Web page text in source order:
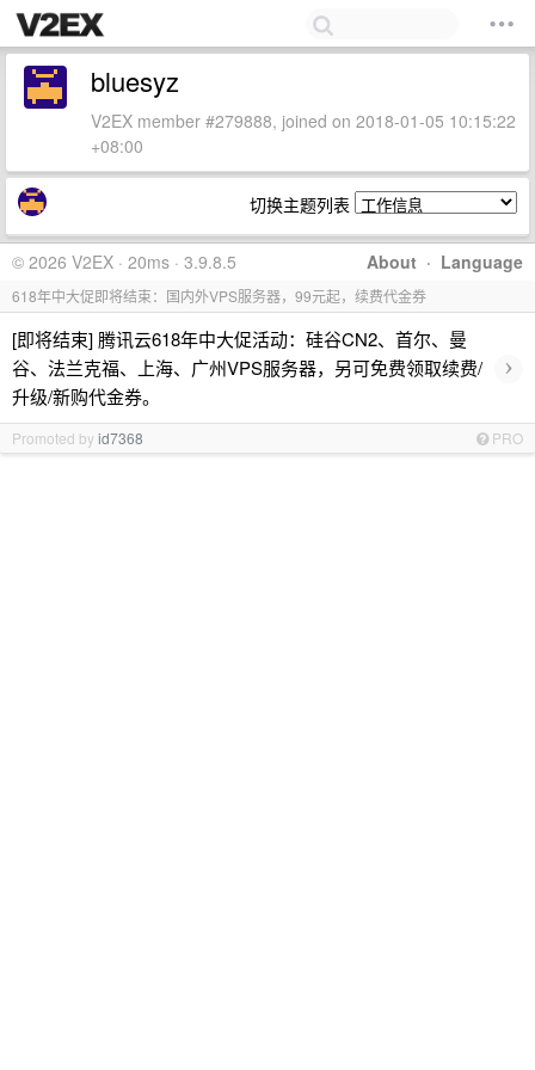
bluesyz
V2EX member #279888, joined on 2018-01-05 10:15:22
+08:00
切换主题列表
About · Language
© 2026 V2EX · 20ms · 3.9.8.5
618年中大促即将结束：国内外VPS服务器，99元起，续费代金券
[即将结束] 腾讯云618年中大促活动：硅谷CN2、首尔、曼
谷、法兰克福、上海、广州VPS服务器，另可免费领取续费/
升级/新购代金券。
›
Promoted byid7368 PRO